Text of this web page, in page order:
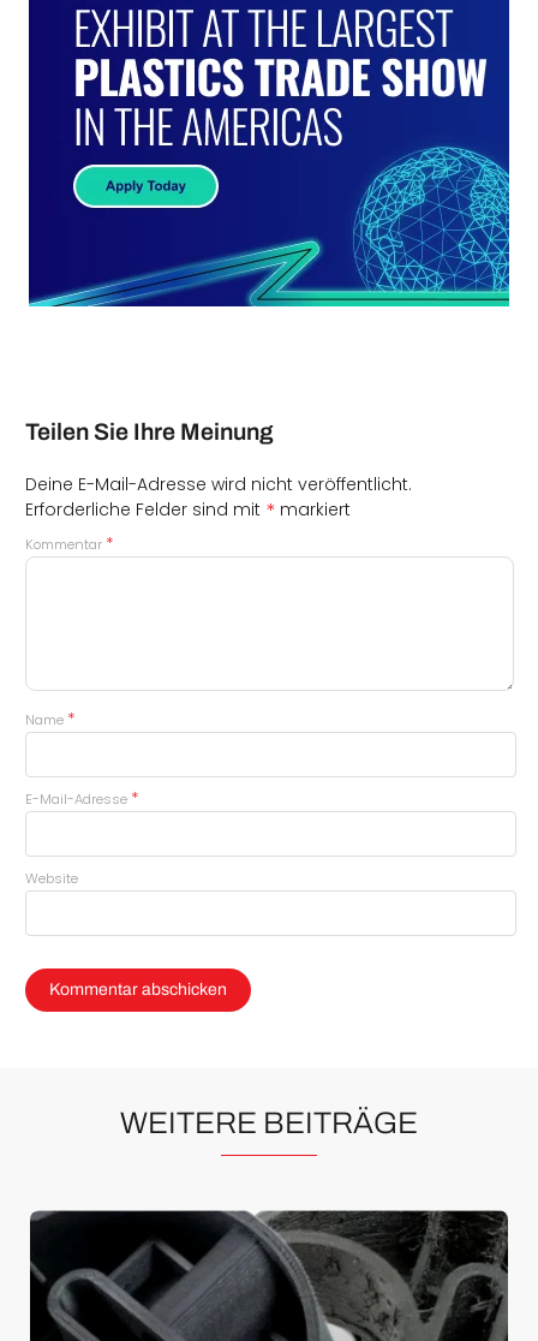
Teilen Sie Ihre Meinung
Deine E-Mail-Adresse wird nicht veröffentlicht.
Erforderliche Felder sind mit * markiert
Kommentar *
Name *
E-Mail-Adresse *
Website
WEITERE BEITRÄGE